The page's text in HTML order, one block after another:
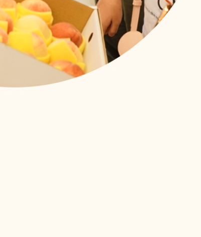
！來自印尼、越南、菲律賓的外籍看護們帶著上一次